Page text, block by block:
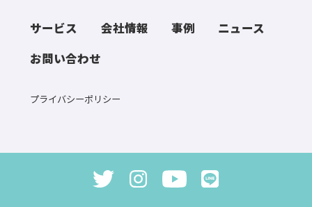
サービス 会社情報 事例
ニュース
お問い合わせ
プライバシーポリシー